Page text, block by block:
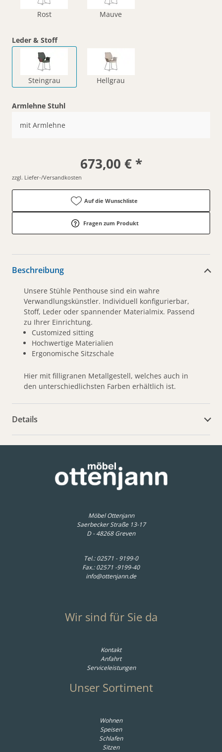
Rost Mauve
Leder & Stoff
Steingrau Hellgrau
Armlehne Stuhl
mit Armlehne
673,00 € *
zzgl. Liefer-/Versandkosten
Auf die Wunschliste
Fragen zum Produkt
Beschreibung
Unsere Stühle Penthouse sind ein wahre
Verwandlungskünstler. Individuell konfigurierbar,
Stoff, Leder oder spannender Materialmix. Passend
zu Ihrer Einrichtung.
Customized sitting
Hochwertige Materialien
Ergonomische Sitzschale
Hier mit filligranen Metallgestell, welches auch in
den unterschiedlichsten Farben erhältlich ist.
Details
Möbel Ottenjann
Saerbecker Straße 13-17
D - 48268 Greven
Tel.:02571 - 9199-0
Fax.: 02571 -9199-40
info@ottenjann.de
Wir sind für Sie da
Kontakt
Anfahrt
Serviceleistungen
Unser Sortiment
Wohnen
Speisen
Schlafen
Sitzen